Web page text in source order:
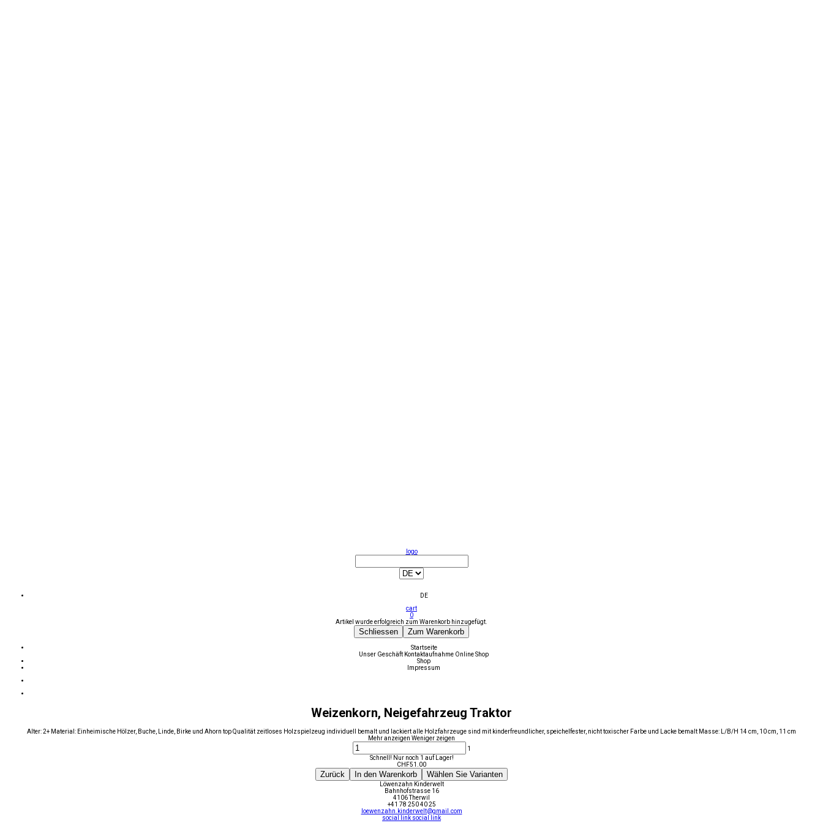
logo
DE
cart
0
Artikel wurde erfolgreich zum Warenkorb hinzugefügt.
Schliessen Zum Warenkorb
Startseite
Unser Geschäft Kontaktaufnahme Online Shop
Shop
Impressum
Weizenkorn, Neigefahrzeug Traktor
Alter: 2+ Material: Einheimische Hölzer, Buche, Linde, Birke und Ahorn top Qualität zeitloses Holzspielzeug individuell bemalt und lackiert alle Holzfahrzeuge sind mit kinderfreundlicher, speichelfester, nicht toxischer Farbe und Lacke bemalt Masse: L/B/H 14 cm, 10 cm, 11 cm
Mehr anzeigen Weniger zeigen
1
Schnell! Nur noch 1 auf Lager!
CHF51.00
Zurück In den Warenkorb Wählen Sie Varianten
Löwenzahn Kinderwelt
Bahnhofstrasse 16
4106 Therwil
+41 78 250 40 25
loewenzahn.kinderwelt@gmail.com
social link social link